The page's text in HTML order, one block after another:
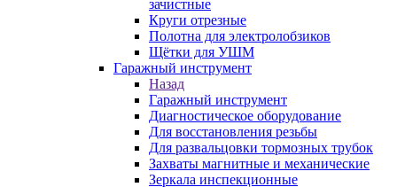
зачистные
Круги отрезные
Полотна для электролобзиков
Щётки для УШМ
Гаражный инструмент
Назад
Гаражный инструмент
Диагностическое оборудование
Для восстановления резьбы
Для развальцовки тормозных трубок
Захваты магнитные и механические
Зеркала инспекционные